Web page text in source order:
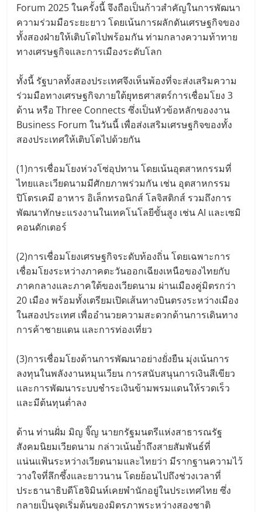
Forum 2025 ในครั้งนี้ จึงถือเป็นก้าวสำคัญในการพัฒนา
ความร่วมมือระยะยาว โดยเน้นการผลักดันเศรษฐกิจของ
ทั้งสองฝ่ายให้เติบโตไปพร้อมกัน ท่ามกลางความท้าทาย
ทางเศรษฐกิจและการเมืองระดับโลก
ทั้งนี้ รัฐบาลทั้งสองประเทศจึงเห็นพ้องที่จะส่งเสริมความ
ร่วมมือทางเศรษฐกิจภายใต้ยุทธศาสตร์การเชื่อมโยง 3
ด้าน หรือ Three Connects ซึ่งเป็นหัวข้อหลักของงาน
Business Forum ในวันนี้ เพื่อส่งเสริมเศรษฐกิจของทั้ง
สองประเทศให้เติบโตไปด้วยกัน
(1)การเชื่อมโยงห่วงโซ่อุปทาน โดยเน้นอุตสาหกรรมที่
ไทยและเวียดนามมีศักยภาพร่วมกัน เช่น อุตสาหกรรม
ปิโตรเคมี อาหาร อิเล็กทรอนิกส์ โลจิสติกส์ รวมถึงการ
พัฒนาทักษะแรงงานในเทคโนโลยีขั้นสูง เช่น AI และเซมิ
คอนดักเตอร์
(2)การเชื่อมโยงเศรษฐกิจระดับท้องถิ่น โดยเฉพาะการ
เชื่อมโยงระหว่างภาคตะวันออกเฉียงเหนือของไทยกับ
ภาคกลางและภาคใต้ของเวียดนาม ผ่านเมืองคู่มิตรกว่า
20 เมือง พร้อมทั้งเตรียมเปิดเส้นทางบินตรงระหว่างเมือง
ในสองประเทศ เพื่ออำนวยความสะดวกด้านการเดินทาง
การค้าชายแดน และการท่องเที่ยว
(3)การเชื่อมโยงด้านการพัฒนาอย่างยั่งยืน มุ่งเน้นการ
ลงทุนในพลังงานหมุนเวียน การสนับสนุนการเงินสีเขียว
และการพัฒนาระบบชำระเงินข้ามพรมแดนให้รวดเร็ว
และมีต้นทุนต่ำลง
ด้าน ท่านฝั่ม มิญ จิ๊ญ นายกรัฐมนตรีแห่งสาธารณรัฐ
สังคมนิยมเวียดนาม กล่าวเน้นย้ำถึงสายสัมพันธ์ที่
แน่นแฟ้นระหว่างเวียดนามและไทยว่า มีรากฐานความไว้
วางใจที่ลึกซึ้งและยาวนาน โดยย้อนไปถึงช่วงเวลาที่
ประธานาธิบดีโฮจิมินห์เคยพำนักอยู่ในประเทศไทย ซึ่ง
กลายเป็นจุดเริ่มต้นของมิตรภาพระหว่างสองชาติ